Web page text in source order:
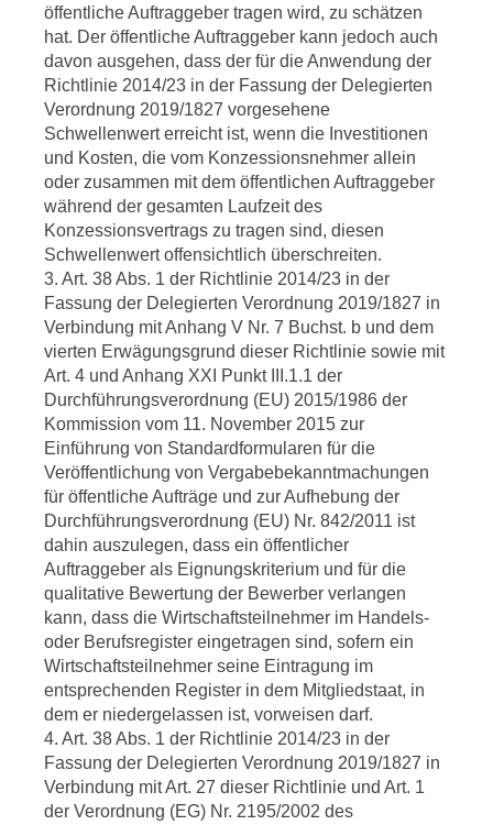
öffentliche Auftraggeber tragen wird, zu schätzen
hat. Der öffentliche Auftraggeber kann jedoch auch
davon ausgehen, dass der für die Anwendung der
Richtlinie 2014/23 in der Fassung der Delegierten
Verordnung 2019/1827 vorgesehene
Schwellenwert erreicht ist, wenn die Investitionen
und Kosten, die vom Konzessionsnehmer allein
oder zusammen mit dem öffentlichen Auftraggeber
während der gesamten Laufzeit des
Konzessionsvertrags zu tragen sind, diesen
Schwellenwert offensichtlich überschreiten.
3. Art. 38 Abs. 1 der Richtlinie 2014/23 in der
Fassung der Delegierten Verordnung 2019/1827 in
Verbindung mit Anhang V Nr. 7 Buchst. b und dem
vierten Erwägungsgrund dieser Richtlinie sowie mit
Art. 4 und Anhang XXI Punkt III.1.1 der
Durchführungsverordnung (EU) 2015/1986 der
Kommission vom 11. November 2015 zur
Einführung von Standardformularen für die
Veröffentlichung von Vergabebekanntmachungen
für öffentliche Aufträge und zur Aufhebung der
Durchführungsverordnung (EU) Nr. 842/2011 ist
dahin auszulegen, dass ein öffentlicher
Auftraggeber als Eignungskriterium und für die
qualitative Bewertung der Bewerber verlangen
kann, dass die Wirtschaftsteilnehmer im Handels-
oder Berufsregister eingetragen sind, sofern ein
Wirtschaftsteilnehmer seine Eintragung im
entsprechenden Register in dem Mitgliedstaat, in
dem er niedergelassen ist, vorweisen darf.
4. Art. 38 Abs. 1 der Richtlinie 2014/23 in der
Fassung der Delegierten Verordnung 2019/1827 in
Verbindung mit Art. 27 dieser Richtlinie und Art. 1
der Verordnung (EG) Nr. 2195/2002 des